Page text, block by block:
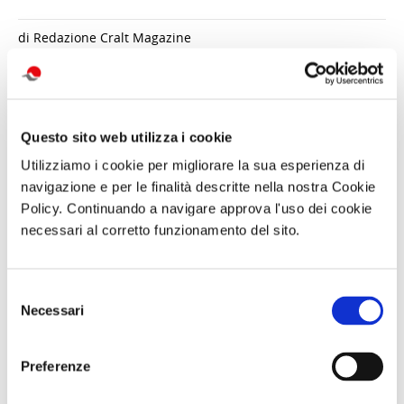
Questo sito web utilizza i cookie
Utilizziamo i cookie per migliorare la sua esperienza di
navigazione e per le finalità descritte nella nostra Cookie
Policy. Continuando a navigare approva l'uso dei cookie
necessari al corretto funzionamento del sito.
delNecessari
Preferenze
di Redazione Cralt Magazine
MONTE FAITO -
performance
MANNight UNA